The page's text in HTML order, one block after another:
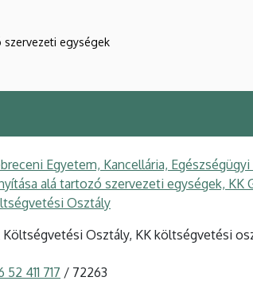
egységek
Egyetem, Kancellária,
alá tartozó szervezeti egységek, KK
Osztály
Költségvetési Osztály, KK költségvetési
52 411 717 / 72263